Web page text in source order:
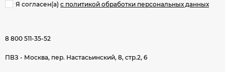
Я согласен(a) с политикой обработки персональных данных
8 800 511-35-52
ПВЗ - Москва, пер. Настасьинский, 8, стр.2, 6